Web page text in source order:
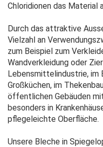
Chloridionen das Material
Durch das attraktive
Vielzahl an
zum Beispiel zum
Wandverkleidung oder
Lebensmittelindustrie, im
Großküchen, im
öffentlichen Gebäuden
besonders in
pflegeleichte Oberfläche.
Unsere Bleche in